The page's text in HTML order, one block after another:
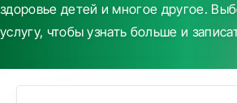
здоровье детей и многое другое.
услугу, чтобы узнать больше и